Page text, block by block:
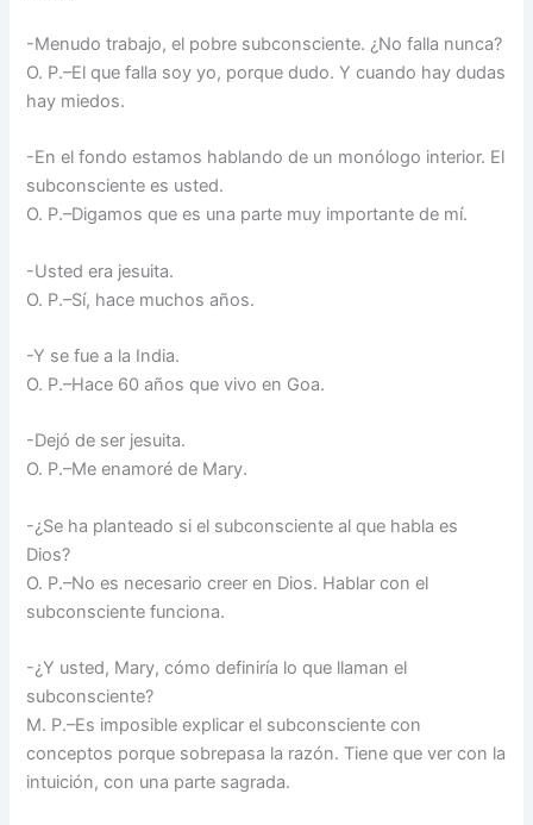
-Menudo trabajo, el pobre subconsciente. ¿No falla nunca?
O. P.–El que falla soy yo, porque dudo. Y cuando hay dudas
hay miedos.
-En el fondo estamos hablando de un monólogo interior. El
subconsciente es usted.
O. P.–Digamos que es una parte muy importante de mí.
-Usted era jesuita.
O. P.–Sí, hace muchos años.
-Y se fue a la India.
O. P.–Hace 60 años que vivo en Goa.
-Dejó de ser jesuita.
O. P.–Me enamoré de Mary.
-¿Se ha planteado si el subconsciente al que habla es
Dios?
O. P.–No es necesario creer en Dios. Hablar con el
subconsciente funciona.
-¿Y usted, Mary, cómo definiría lo que llaman el
subconsciente?
M. P.–Es imposible explicar el subconsciente con
conceptos porque sobrepasa la razón. Tiene que ver con la
intuición, con una parte sagrada.